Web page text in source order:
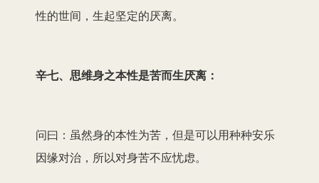
性的世间，生起坚定的厌离。
辛七、思维身之本性是苦而生厌离：
问曰：虽然身的本性为苦，但是可以用种种安乐
因缘对治，所以对身苦不应忧虑。